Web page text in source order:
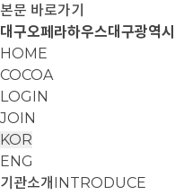
본문 바로가기
대구오페라하우스대구광역
HOME
COCOA
LOGIN
JOIN
KOR
ENG
기관소개 INTRODUCE